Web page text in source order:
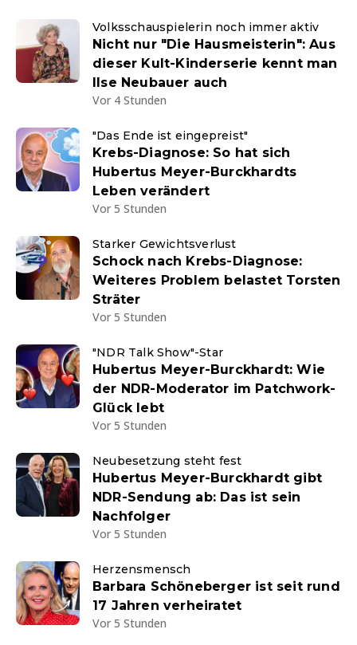
Volksschauspielerin noch immer aktiv
Nicht nur "Die Hausmeisterin": Aus
dieser Kult-Kinderserie kennt man
Ilse Neubauer auch
Vor 4 Stunden
"Das Ende ist eingepreist"
Krebs-Diagnose: So hat sich
Hubertus Meyer-Burckhardts
Leben verändert
Vor 5 Stunden
Starker Gewichtsverlust
Schock nach Krebs-Diagnose:
Weiteres Problem belastet Torsten
Sträter
Vor 5 Stunden
"NDR Talk Show"-Star
Hubertus Meyer-Burckhardt: Wie
der NDR-Moderator im Patchwork-
Glück lebt
Vor 5 Stunden
Neubesetzung steht fest
Hubertus Meyer-Burckhardt gibt
NDR-Sendung ab: Das ist sein
Nachfolger
Vor 5 Stunden
Herzensmensch
Barbara Schöneberger ist seit rund
17 Jahren verheiratet
Vor 5 Stunden